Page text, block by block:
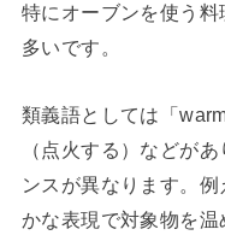
特にオーブンを使う
多いです。
類義語としては「
（点火する）などが
ンスが異なります。
かな表現で対象物を